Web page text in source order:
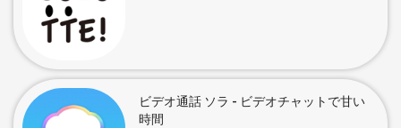
ビデオ通話 ソラ - ビデオチャットで甘い
時間